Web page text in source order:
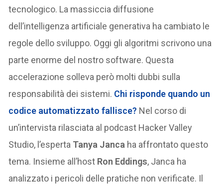
tecnologico. La massiccia diffusione
dell’intelligenza artificiale generativa ha cambiato le
regole dello sviluppo. Oggi gli algoritmi scrivono una
parte enorme del nostro software. Questa
accelerazione solleva però molti dubbi sulla
responsabilità dei sistemi. Chi risponde quando un
codice automatizzato fallisce? Nel corso di
un’intervista rilasciata al podcast Hacker Valley
Studio, l’esperta Tanya Janca ha affrontato questo
tema. Insieme all’host Ron Eddings, Janca ha
analizzato i pericoli delle pratiche non verificate. Il